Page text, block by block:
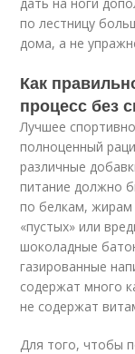
по лестницу
дома, а не
Как
процесс без
Лучшее
полноценный
различные
питание должно
по белкам, жирам
«пустых» или
шоколадные
газированные
содержат много
не содержат
Для того, чтобы